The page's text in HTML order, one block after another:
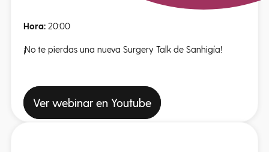
Hora: 20:00
¡No te pierdas una nueva Surgery Talk de Sanhigía!
Ver webinar en Youtube